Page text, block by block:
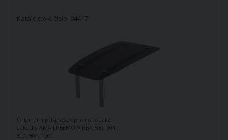
Katalogové číslo: 94417
Originální příštřešek pro robotické
sekačky AMA FREEMOW RBA 500, 601,
800, 901, 1201.